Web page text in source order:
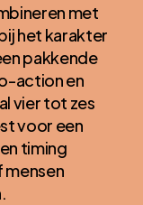
met
het karakter
pakkende
action en
vier tot zes
voor een
timing